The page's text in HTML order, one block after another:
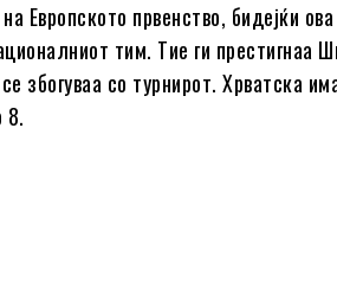
Европското првенство, бидејќи
тим. Тие ги престигнаа
збогуваа со турнирот. Хрватска
8.